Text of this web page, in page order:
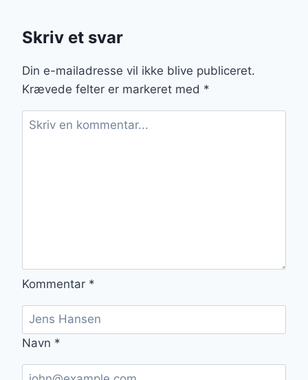
Skriv et svar
Din e-mailadresse vil ikke blive publiceret.
Krævede felter er markeret med *
Kommentar *
Navn *